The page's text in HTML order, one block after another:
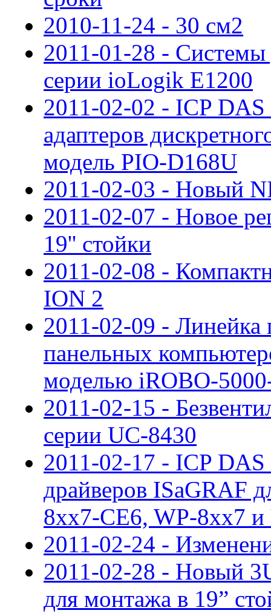
2010-11-24 - 30 см2
2011-01-28 - Системы
серии ioLogik E1200
2011-02-02 - ICP
адаптеров
модель PIO-D168U
2011-02-03 - Новый
2011-02-07 - Новое
19'' стойки
2011-02-08 -
ION 2
2011-02-09 -
панельных
моделью iROBO-
2011-02-15 -
серии UC-8430
2011-02-17 - ICP
драйверов ISaGRAF
8xx7-CE6, WP-8xx7
2011-02-24 -
2011-02-28 - Новый
для монтажа в 19”